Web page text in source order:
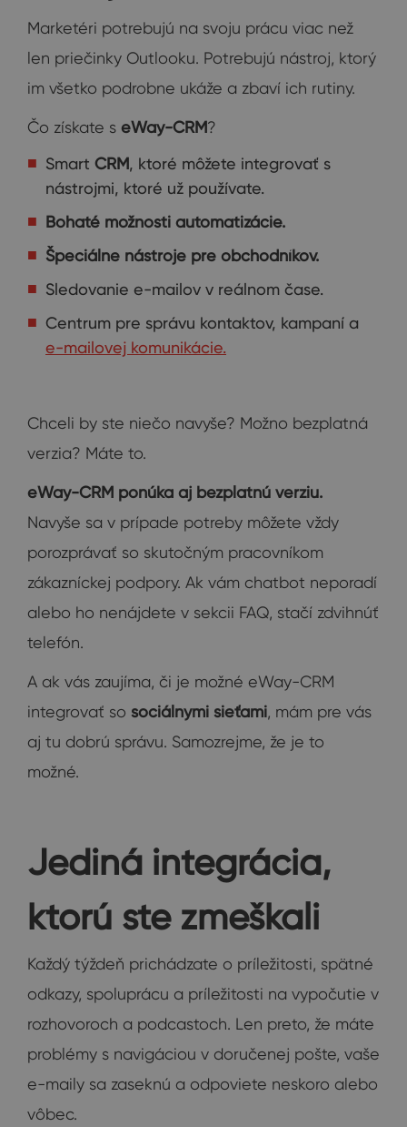
Marketéri potrebujú na svoju prácu viac než
len priečinky Outlooku. Potrebujú nástroj, ktorý
im všetko podrobne ukáže a zbaví ich rutiny.
Čo získate s eWay-CRM?
Smart CRM, ktoré môžete integrovať s
nástrojmi, ktoré už používate.
Bohaté možnosti automatizácie.
Špeciálne nástroje pre obchodníkov.
Sledovanie e-mailov v reálnom čase.
Centrum pre správu kontaktov, kampaní a
e-mailovej komunikácie.
Chceli by ste niečo navyše? Možno bezplatná
verzia? Máte to.
eWay-CRM ponúka aj bezplatnú verziu.
Navyše sa v prípade potreby môžete vždy
porozprávať so skutočným pracovníkom
zákazníckej podpory. Ak vám chatbot neporadí
alebo ho nenájdete v sekcii FAQ, stačí zdvihnúť
telefón.
A ak vás zaujíma, či je možné eWay-CRM
integrovať so sociálnymi sieťami, mám pre vás
aj tu dobrú správu. Samozrejme, že je to
možné.
Jediná integrácia,
ktorú ste zmeškali
Každý týždeň prichádzate o príležitosti, spätné
odkazy, spoluprácu a príležitosti na vypočutie v
rozhovoroch a podcastoch. Len preto, že máte
problémy s navigáciou v doručenej pošte, vaše
e-maily sa zaseknú a odpoviete neskoro alebo
vôbec.